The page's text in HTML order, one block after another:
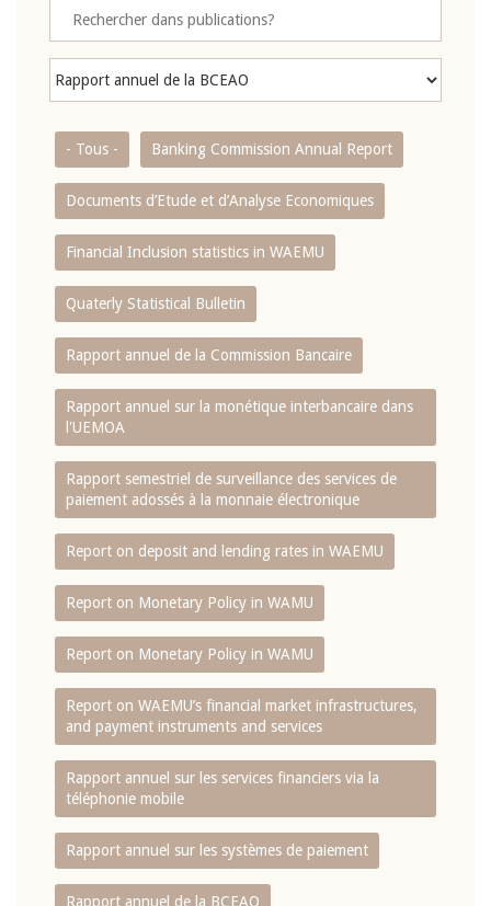
- Tous - Banking Commission Annual Report
Documents d’Etude et d’Analyse Economiques
Financial Inclusion statistics in WAEMU
Quaterly Statistical Bulletin
Rapport annuel de la Commission Bancaire
Rapport annuel sur la monétique interbancaire dans
l'UEMOA
Rapport semestriel de surveillance des services de
paiement adossés à la monnaie électronique
Report on deposit and lending rates in WAEMU
Report on Monetary Policy in WAMU
Report on Monetary Policy in WAMU
Report on WAEMU’s financial market infrastructures,
and payment instruments and services
Rapport annuel sur les services financiers via la
téléphonie mobile
Rapport annuel sur les systèmes de paiement
Rapport annuel de la BCEAO